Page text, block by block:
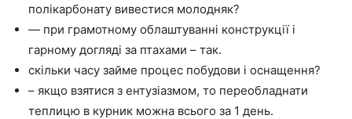
полікарбонату вивестися молодняк?
— при грамотному облаштуванні конструкції і
гарному догляді за птахами – так.
скільки часу займе процес побудови і оснащення?
– якщо взятися з ентузіазмом, то переобладнати
теплицю в курник можна всього за 1 день.